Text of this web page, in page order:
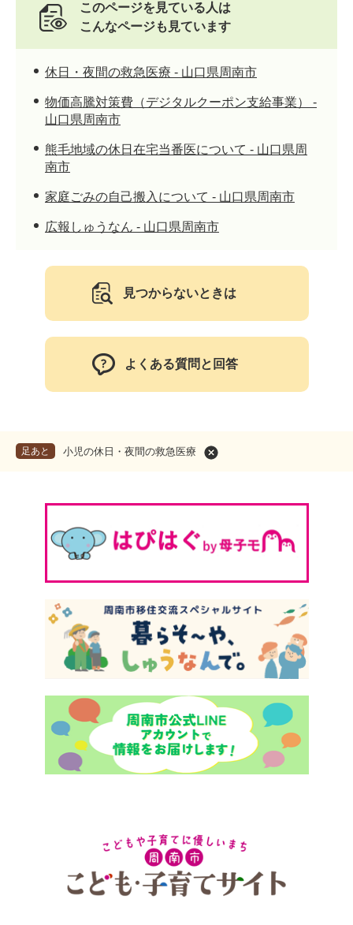
このページを見ている人は
こんなページも見ています
休日・夜間の救急医療 - 山口県周南市
物価高騰対策費（デジタルクーポン支給事業） -
山口県周南市
熊毛地域の休日在宅当番医について - 山口県周
南市
家庭ごみの自己搬入について - 山口県周南市
広報しゅうなん - 山口県周南市
見つからないときは
よくある質問と回答
足あと 小児の休日・夜間の救急医療